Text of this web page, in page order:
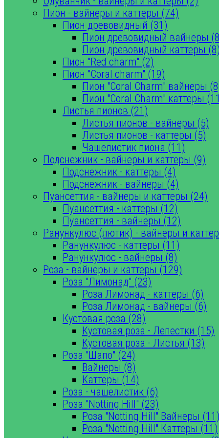
Пион - вайнеры и каттеры (74)
Пион древовидный (31)
Пион древовидный вайнеры
Пион древовидный каттеры (8)
Пион "Red charm" (2)
Пион "Coral charm" (19)
Пион "Coral Charm" вайнеры
Пион "Coral Charm" каттеры
Листья пионов (21)
Листья пионов - вайнеры (5)
Листья пионов - каттеры (5)
Чашелистик пиона (11)
Подснежник - вайнеры и каттеры (9)
Подснежник - каттеры (4)
Подснежник - вайнеры (4)
Пуансеттия - вайнеры и каттеры (24)
Пуансеттия - каттеры (12)
Пуансеттия - вайнеры (12)
Ранункулюс (лютик) - вайнеры и
Ранункулюс - каттеры (11)
Ранункулюс - вайнеры (8)
Роза - вайнеры и каттеры (129)
Роза "Лимонад" (23)
Роза Лимонад - каттеры (6)
Роза Лимонад - вайнеры (6)
Кустовая роза (28)
Кустовая роза - Лепестки (15)
Кустовая роза - Листья (13)
Роза "Шапо" (24)
Вайнеры (8)
Каттеры (14)
Роза - чашелистик (6)
Роза "Notting Hill" (23)
Роза "Notting Hill" Вайнеры (11)
Роза "Notting Hill" Каттеры (11)